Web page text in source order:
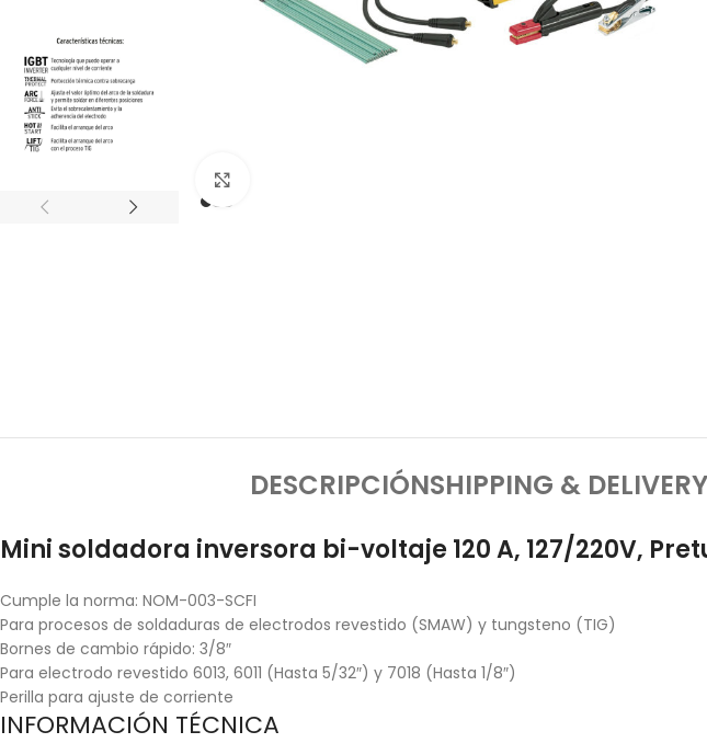
DESCRIPCIÓNSHIPPING & DELIVERY
Mini soldadora inversora bi-voltaje 120 A, 127/220V,
Cumple la norma: NOM-003-SCFI
Para procesos de soldaduras de electrodos revestido (SMAW) y tungsteno (TIG)
Bornes de cambio rápido: 3/8″
Para electrodo revestido 6013, 6011 (Hasta 5/32″) y 7018 (Hasta 1/8″)
Perilla para ajuste de corriente
INFORMACIÓN TÉCNICA